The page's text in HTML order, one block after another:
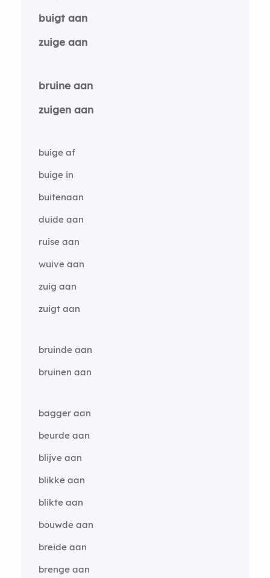
buigt aan
zuige aan
bruine aan
zuigen aan
buige af
buige in
buitenaan
duide aan
ruise aan
wuive aan
zuig aan
zuigt aan
bruinde aan
bruinen aan
bagger aan
beurde aan
blijve aan
blikke aan
blikte aan
bouwde aan
breide aan
brenge aan